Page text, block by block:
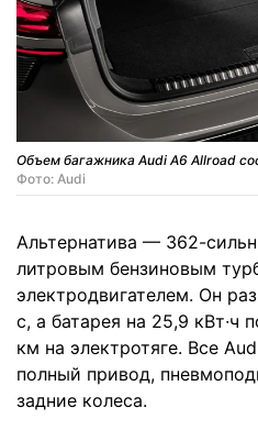
Объем багажника Audi A6 Allroad
Фото: Audi
Альтернатива — 362-
литровым бензиновым
электродвигателем. Он
с, а батарея на 25,9 кВт∙ч
км на электротяге. Все
полный привод,
задние колеса.